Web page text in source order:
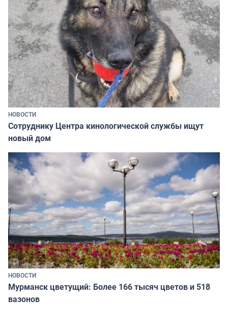
НОВОСТИ
Сотруднику Центра кинологической службы ищут
новый дом
НОВОСТИ
Мурманск цветущий: Более 166 тысяч цветов и 518
вазонов